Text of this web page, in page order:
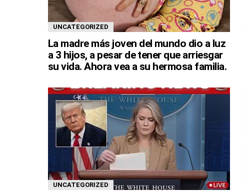
UNCATEGORIZED
La madre más joven del mundo dio a luz
a 3 hijos, a pesar de tener que arriesgar
su vida. Ahora vea a su hermosa familia.
UNCATEGORIZED